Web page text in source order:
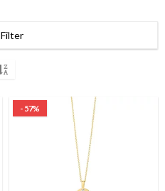
Filter
- 57%